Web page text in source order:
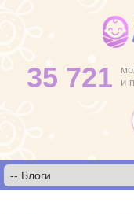
35 721
и